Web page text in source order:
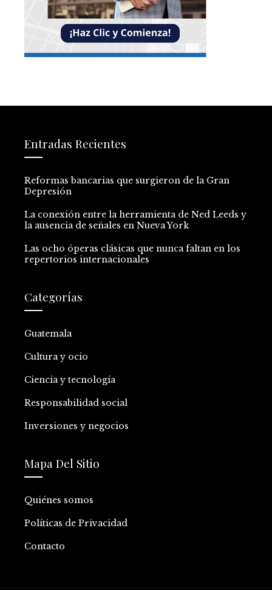
Entradas Recientes
Reformas bancarias que surgieron de la Gran
Depresión
La conexión entre la herramienta de Ned Leeds y
la ausencia de señales en Nueva York
Las ocho óperas clásicas que nunca faltan en los
repertorios internacionales
Categorías
Guatemala
Cultura y ocio
Ciencia y tecnología
Responsabilidad social
Inversiones y negocios
Mapa Del Sitio
Quiénes somos
Políticas de Privacidad
Contacto